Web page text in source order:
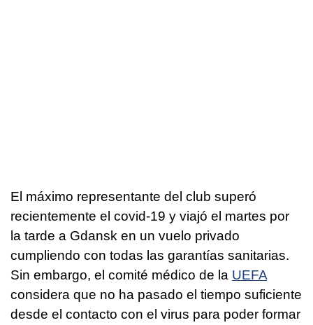
El máximo representante del club superó
recientemente el covid-19 y viajó el martes por
la tarde a Gdansk en un vuelo privado
cumpliendo con todas las garantías sanitarias.
Sin embargo, el comité médico de la UEFA
considera que no ha pasado el tiempo suficiente
desde el contacto con el virus para poder formar